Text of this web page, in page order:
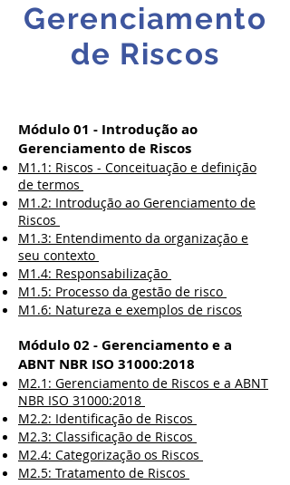
Gerenciamento
de Riscos
Módulo 01 - Introdução ao
Gerenciamento de Riscos
M1.1: Riscos - Conceituação e definição
de termos
M1.2: Introdução ao Gerenciamento de
Riscos
M1.3: Entendimento da organização e
seu contexto
M1.4: Responsabilização
M1.5: Processo da gestão de risco
M1.6: Natureza e exemplos de riscos
Módulo 02 - Gerenciamento e a
ABNT NBR ISO 31000:2018
M2.1: Gerenciamento de Riscos e a ABNT
NBR ISO 31000:2018
M2.2: Identificação de Riscos
M2.3: Classificação de Riscos
M2.4: Categorização os Riscos
M2.5: Tratamento de Riscos